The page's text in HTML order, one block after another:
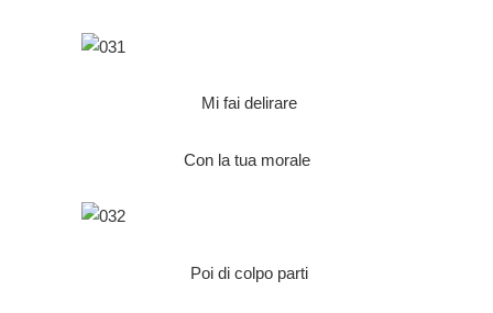
Mi fai delirare
Con la tua morale
Poi di colpo parti